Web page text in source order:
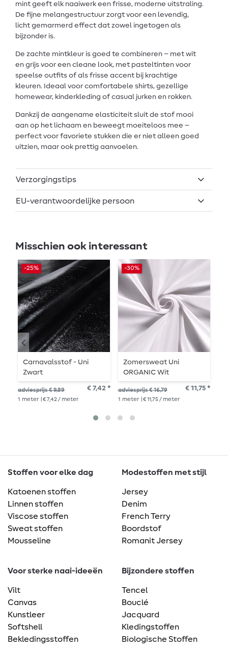
mint geeft elk naaiwerk een frisse, moderne uitstraling.
De fijne melangestructuur zorgt voor een levendig,
licht gemarmerd effect dat zowel ingetogen als
bijzonder is.
De zachte mintkleur is goed te combineren – met wit
en grijs voor een cleane look, met pasteltinten voor
speelse outfits of als frisse accent bij krachtige
kleuren. Ideaal voor comfortabele shirts, gezellige
homewear, kinderkleding of casual jurken en rokken.
Dankzij de aangename elasticiteit sluit de stof mooi
aan op het lichaam en beweegt moeiteloos mee –
perfect voor favoriete stukken die er niet alleen goed
uitzien, maar ook prettig aanvoelen.
Verzorgingstips
EU-verantwoordelijke persoon
Misschien ook interessant
-25%
Carnavalsstof - Uni
Zwart
adviesprijs € 9,89 € 7,42 *
1 meter | € 7,42 / meter
-30%
Zomersweat Uni
ORGANIC Wit
adviesprijs € 16,79 € 11,75 *
1 meter | € 11,75 / meter
Stoffen voor elke dag
Katoenen stoffen
Linnen stoffen
Viscose stoffen
Sweat stoffen
Mousseline
Modestoffen met stijl
Jersey
Denim
French Terry
Boordstof
Romanit Jersey
Voor sterke naai-ideeën
Vilt
Canvas
Kunstleer
Softshell
Bekledingsstoffen
Bijzondere stoffen
Tencel
Bouclé
Jacquard
Kledingstoffen
Biologische Stoffen